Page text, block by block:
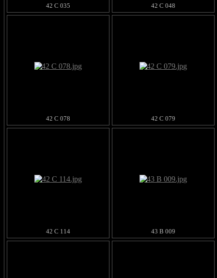
42 C 035 42 C 048
42 C 078 42 C 079
42 C 114 43 B 009